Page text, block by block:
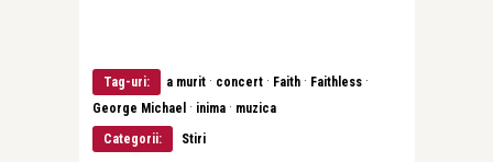
Tag-uri: a murit · concert · Faith · Faithless ·
George Michael · inima · muzica
Categorii:
Stiri